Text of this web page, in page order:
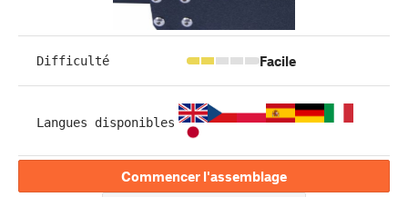
Difficulté Facile
Langues disponibles
Commencer l'assemblage